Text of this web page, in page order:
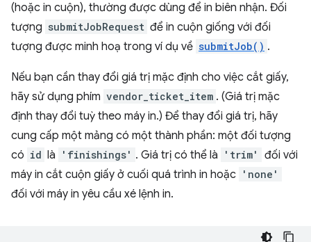
(hoặc in cuộn), thường được dùng để in biên nhận. Đối
tượng submitJobRequest để in cuộn giống với đối
tượng được minh hoạ trong ví dụ về submitJob() .
Nếu bạn cần thay đổi giá trị mặc định cho việc cắt giấy,
hãy sử dụng phím vendor_ticket_item . (Giá trị mặc
định thay đổi tuỳ theo máy in.) Để thay đổi giá trị, hãy
cung cấp một mảng có một thành phần: một đối tượng
có id là 'finishings' . Giá trị có thể là 'trim'
đối với
máy in cắt cuộn giấy ở cuối quá trình in hoặc 'none'
đối với máy in yêu cầu xé lệnh in.